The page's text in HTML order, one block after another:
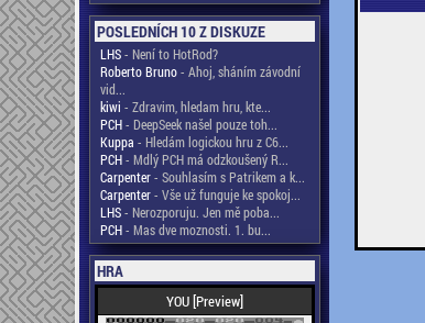
POSLEDNÍCH 10 Z DISKUZE
LHS- Není to HotRod?
Roberto Bruno- Ahoj, sháním závodní
vid...
kiwi - Zdravim, hledam hru, kte...
PCH- DeepSeek našel pouze toh...
Kuppa - Hledám logickou hru z C6...
PCH- Mdlý PCH má odzkoušený R...
Carpenter- Souhlasím s Patrikem a k...
Carpenter- Vše už funguje ke spokoj...
LHS- Nerozporuju. Jen mě poba...
PCH- Mas dve moznosti. 1. bu...
HRA
YOU [Preview]